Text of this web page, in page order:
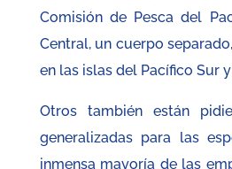
Comisión de Pesca del
Central, un cuerpo
en las islas del Pacífico Sur
Otros también están
generalizadas para las
inmensa mayoría de las